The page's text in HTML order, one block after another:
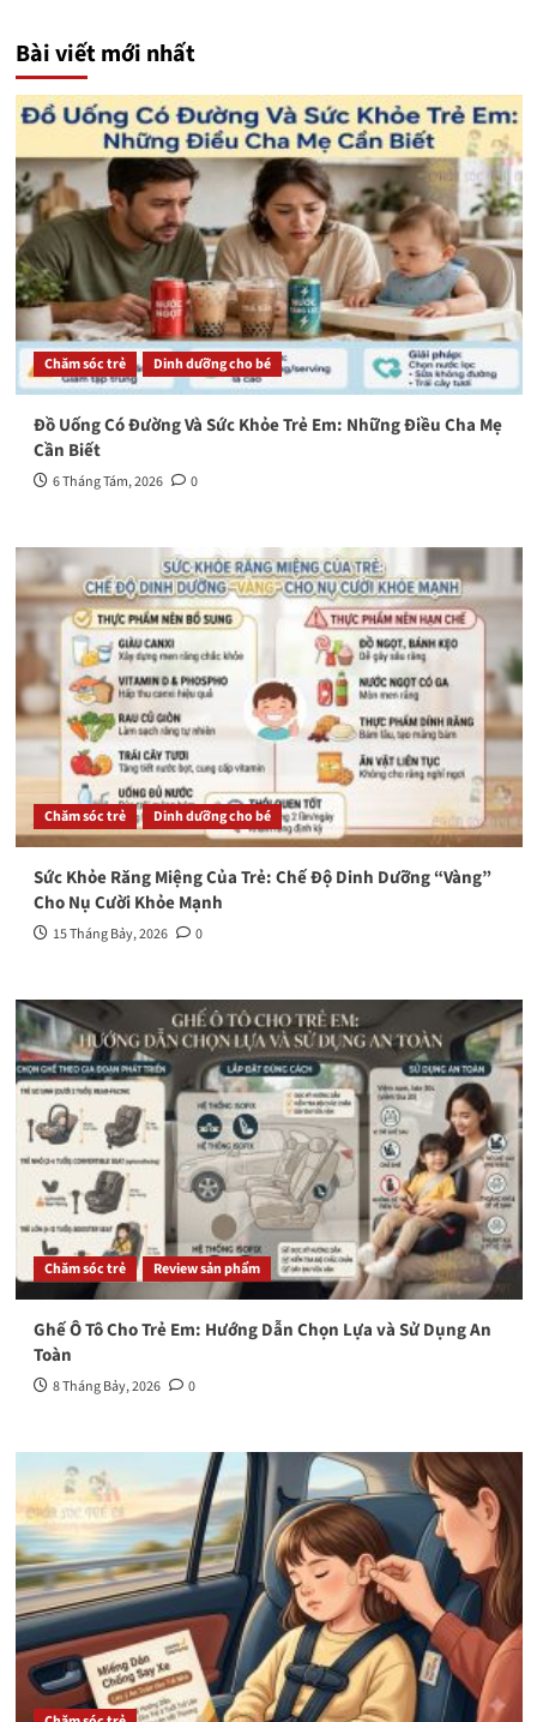
Bài viết mới nhất
Chăm sóc trẻ Dinh dưỡng cho bé
Đồ Uống Có Đường Và Sức Khỏe Trẻ Em: Những Điều Cha Mẹ
Cần Biết
6 Tháng Tám, 2026 0
Chăm sóc trẻ Dinh dưỡng cho bé
Sức Khỏe Răng Miệng Của Trẻ: Chế Độ Dinh Dưỡng “Vàng”
Cho Nụ Cười Khỏe Mạnh
15 Tháng Bảy, 2026 0
Chăm sóc trẻ Review sản phẩm
Ghế Ô Tô Cho Trẻ Em: Hướng Dẫn Chọn Lựa và Sử Dụng An
Toàn
8 Tháng Bảy, 2026 0